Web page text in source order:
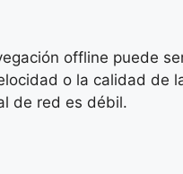
offline puede
o la calidad de
de red es débil.